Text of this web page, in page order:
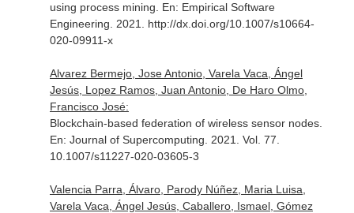
using process mining. En: Empirical Software
Engineering . 2021. http://dx.doi.org/10.1007/s10664-
020-09911-x
Alvarez Bermejo, Jose Antonio, Varela Vaca, Ángel
Jesús, Lopez Ramos, Juan Antonio, De Haro Olmo,
Francisco José:
Blockchain-based federation of wireless sensor nodes.
En: Journal of Supercomputing . 2021. Vol. 77.
10.1007/s11227-020-03605-3
Valencia Parra, Álvaro, Parody Núñez, Maria Luisa,
Varela Vaca, Ángel Jesús, Caballero, Ismael, Gómez